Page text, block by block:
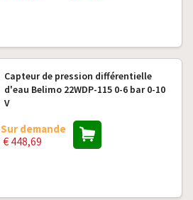
Capteur de pression différentielle
d'eau Belimo 22WDP-115 0-6 bar 0-10
V
Sur demande
€ 448,69